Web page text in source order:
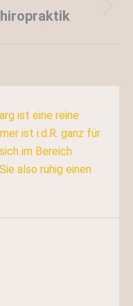
ist eine reine
ist i.d.R. ganz für
im Bereich
also ruhig einen